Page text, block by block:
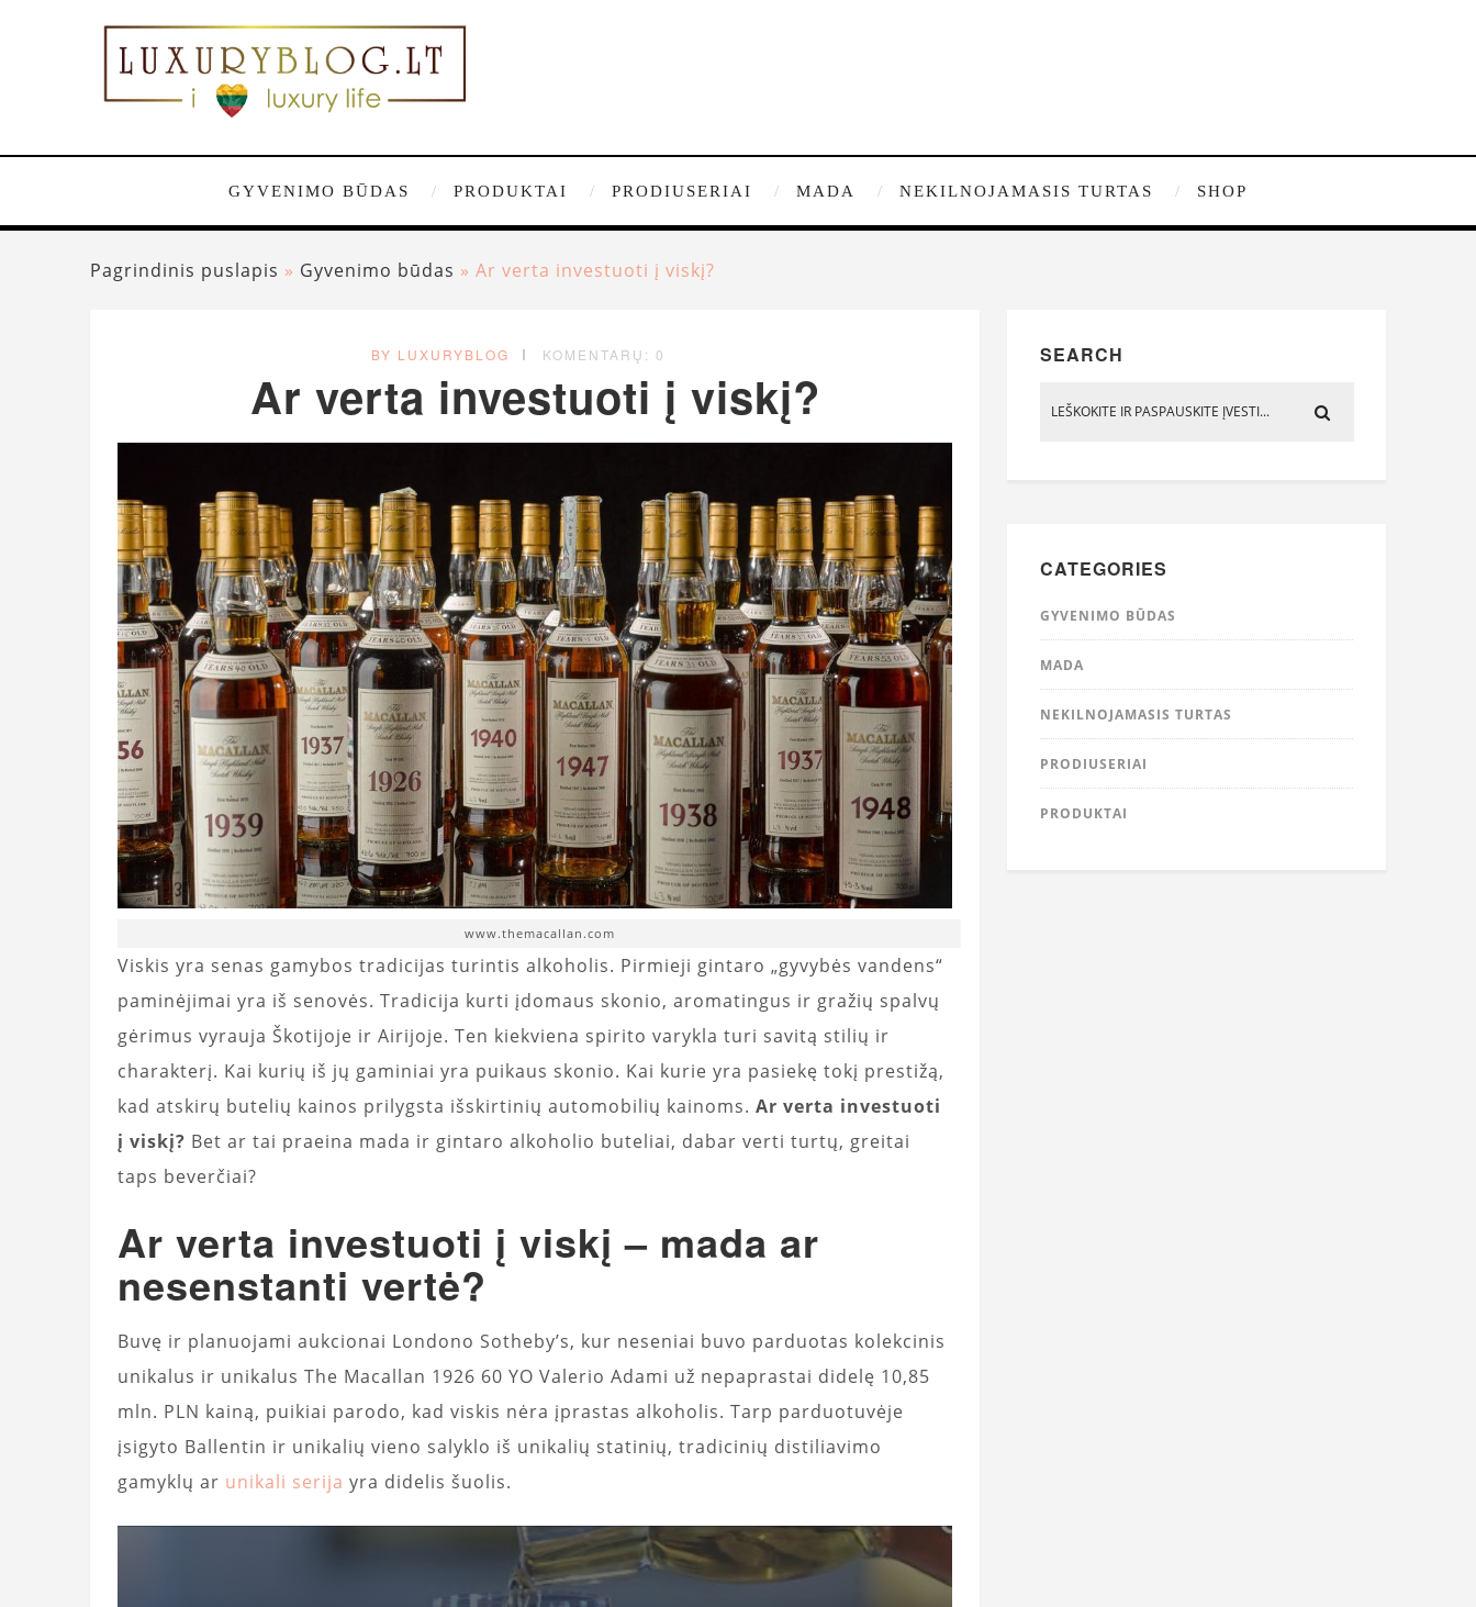
GYVENIMO BŪDAS PRODUKTAI PRODIUSERIAI MADA NEKILNOJAMASIS TURTAS SHOP
Pagrindinis puslapis » Gyvenimo būdas » Ar verta investuoti į viskį?
BY LUXURYBLOG KOMENTARŲ: 0
Ar verta investuoti į viskį?
www.themacallan.com
Viskis yra senas gamybos tradicijas turintis alkoholis. Pirmieji gintaro „gyvybės vandens“
paminėjimai yra iš senovės. Tradicija kurti įdomaus skonio, aromatingus ir gražių spalvų
gėrimus vyrauja Škotijoje ir Airijoje. Ten kiekviena spirito varykla turi savitą stilių ir
charakterį. Kai kurių iš jų gaminiai yra puikaus skonio. Kai kurie yra pasiekę tokį prestižą,
kad atskirų butelių kainos prilygsta išskirtinių automobilių kainoms. Ar verta investuoti
į viskį? Bet ar tai praeina mada ir gintaro alkoholio buteliai, dabar verti turtų, greitai
taps beverčiai?
Ar verta investuoti į viskį – mada ar
nesenstanti vertė?
Buvę ir planuojami aukcionai Londono Sotheby’s, kur neseniai buvo parduotas kolekcinis
unikalus ir unikalus The Macallan 1926 60 YO Valerio Adami už nepaprastai didelę 10,85
mln. PLN kainą, puikiai parodo, kad viskis nėra įprastas alkoholis. Tarp parduotuvėje
įsigyto Ballentin ir unikalių vieno salyklo iš unikalių statinių, tradicinių distiliavimo
gamyklų ar unikali serija yra didelis šuolis.
SEARCH
CATEGORIES
GYVENIMO BŪDAS
MADA
NEKILNOJAMASIS TURTAS
PRODIUSERIAI
PRODUKTAI